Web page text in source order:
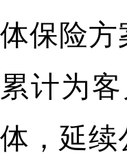
体保险方
累计为
体，延续